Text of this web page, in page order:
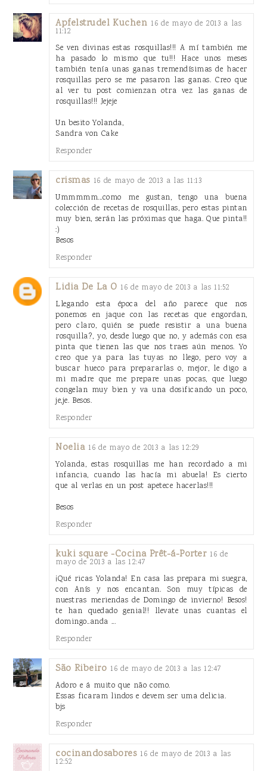
Apfelstrudel Kuchen 16 de mayo de 2013 a las
11:12
Se ven divinas estas rosquillas!!! A mí también me
ha pasado lo mismo que tu!!! Hace unos meses
también tenía unas ganas tremendísimas de hacer
rosquillas pero se me pasaron las ganas. Creo que
al ver tu post comienzan otra vez las ganas de
rosquillas!!! Jejeje
Un besito Yolanda,
Sandra von Cake
Responder
crismas 16 de mayo de 2013 a las 11:13
Ummmmm...como me gustan, tengo una buena
colección de recetas de rosquillas, pero estas pintan
muy bien, serán las próximas que haga. Que pinta!!
:)
Besos
Responder
Lidia De La O 16 de mayo de 2013 a las 11:52
Llegando esta época del año parece que nos
ponemos en jaque con las recetas que engordan,
pero claro, quién se puede resistir a una buena
rosquilla?, yo, desde luego que no, y además con esa
pinta que tienen las que nos traes aún menos. Yo
creo que ya para las tuyas no llego, pero voy a
buscar hueco para prepararlas o, mejor, le digo a
mi madre que me prepare unas pocas, que luego
congelan muy bien y va una dosificando un poco,
je,je. Besos.
Responder
Noelia 16 de mayo de 2013 a las 12:29
Yolanda, estas rosquillas me han recordado a mi
infancia, cuando las hacía mi abuela! Es cierto
que al verlas en un post apetece hacerlas!!!
Besos
Responder
kuki square -Cocina Prêt-á-Porter 16 de
mayo de 2013 a las 12:47
¡Qué ricas Yolanda! En casa las prepara mi suegra,
con Anís y nos encantan. Son muy típicas de
nuestras meriendas de Domingo de invierno! Besos!
te han quedado genial!! llevate unas cuantas el
domingo..anda ...
Responder
São Ribeiro 16 de mayo de 2013 a las 12:47
Adoro e á muito que não como.
Essas ficaram lindos e devem ser uma delicia.
bjs
Responder
cocinandosabores 16 de mayo de 2013 a las
12:52